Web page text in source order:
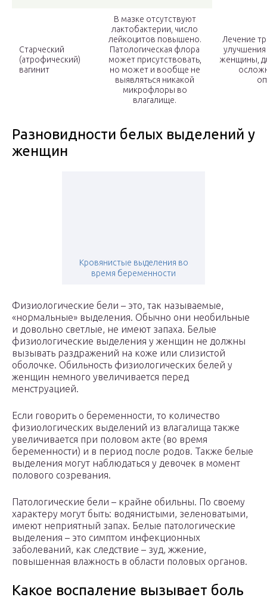
Старческий
(атрофический)
вагинит
В мазке отсутствуют
лактобактерии, число
лейкоцитов повышено.
Патологическая флора
может присутствовать,
но может и вообще не
выявляться никакой
микрофлоры во
влагалище.
Лечение
женщины,
Разновидности белых выделений у
женщин
Кровянистые выделения во
время беременности
Физиологические бели – это, так называемые,
«нормальные» выделения. Обычно они необильные
и довольно светлые, не имеют запаха. Белые
физиологические выделения у женщин не должны
вызывать раздражений на коже или слизистой
оболочке. Обильность физиологических белей у
женщин немного увеличивается перед
менструацией.
Если говорить о беременности, то количество
физиологических выделений из влагалища также
увеличивается при половом акте (во время
беременности) и в период после родов. Также белые
выделения могут наблюдаться у девочек в момент
полового созревания.
Патологические бели – крайне обильны. По своему
характеру могут быть: водянистыми, зеленоватыми,
имеют неприятный запах. Белые патологические
выделения – это симптом инфекционных
заболеваний, как следствие – зуд, жжение,
повышенная влажность в области половых органов.
Какое воспаление вызывает боль